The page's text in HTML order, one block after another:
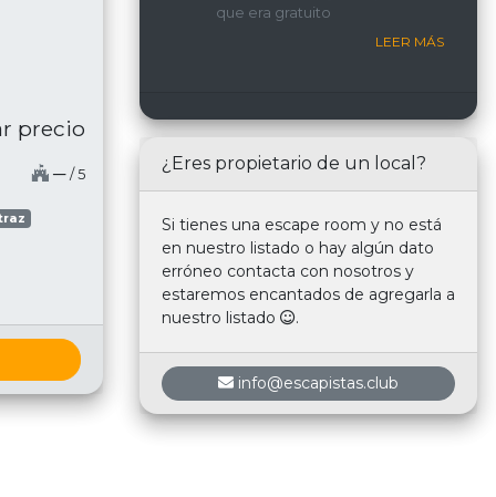
precio
─ / 5
nosotros.
que era gratuito
LEER MÁS
¿Eres propietario de un local?
Si tienes una escape room y no está
en nuestro listado o hay algún dato
erróneo contacta con nosotros y
estaremos encantados de agregarla a
nuestro listado
.
info@escapistas.club